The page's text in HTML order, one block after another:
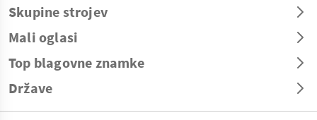
Skupine strojev
Mali oglasi
Top blagovne znamke
Države